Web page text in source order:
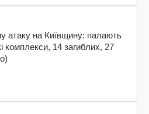
атаку на Київщину: палають
комплекси, 14 загиблих, 27